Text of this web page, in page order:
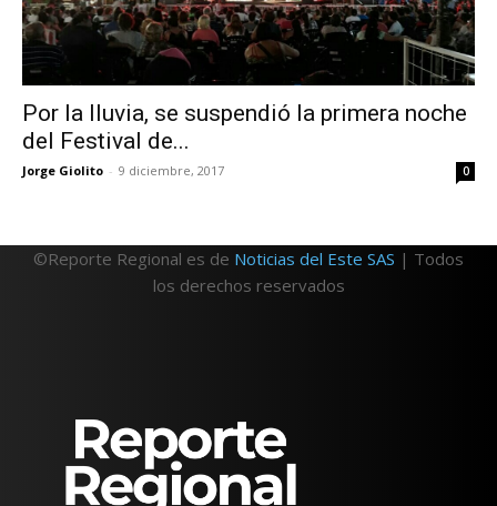
Por la lluvia, se suspendió la primera noche
del Festival de...
Jorge Giolito - 9 diciembre, 2017 0
©Reporte Regional es de Noticias del Este SAS | Todos
los derechos reservados